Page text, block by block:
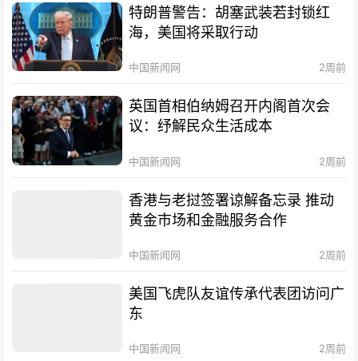
特朗普警告：胡塞武装若封锁红
海，美国将采取行动
中国新闻网 2周前
英国首相伯纳姆召开内阁首次会
议：纾解民众生活成本
中国新闻网 2周前
香港与老挝签署谅解备忘录 推动
黄金市场和金融服务合作
中国新闻网 2周前
美国飞虎队友谊传承代表团访问广
东
中国新闻网 2周前